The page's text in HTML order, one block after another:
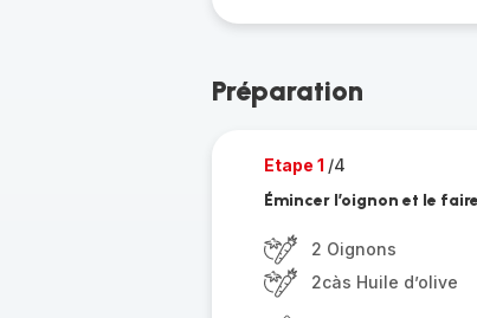
Préparation
Etape 1 /4
Émincer l’oignon et le
2 Oignons
2càs Huile d’olive